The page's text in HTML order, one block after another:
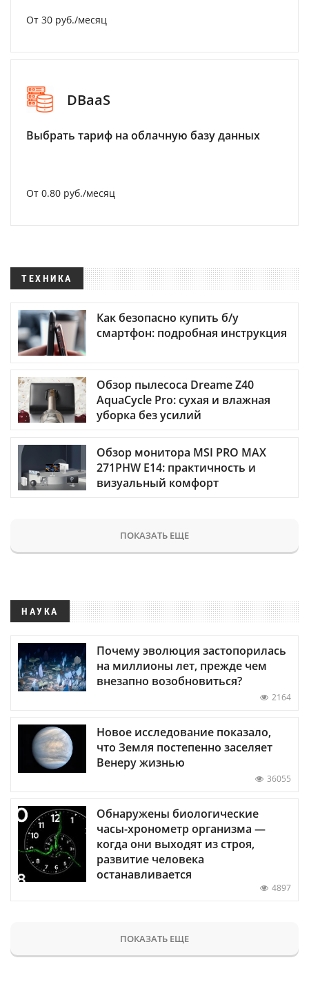
От 30 руб./месяц
DBaaS
Выбрать тариф на облачную базу данных
От 0.80 руб./месяц
ТЕХНИКА
Как безопасно купить б/у
смартфон: подробная инструкция
Обзор пылесоса Dreame Z40
AquaCycle Pro: сухая и влажная
уборка без усилий
Обзор монитора MSI PRO MAX
271PHW E14: практичность и
визуальный комфорт
ПОКАЗАТЬ ЕЩЕ
НАУКА
Почему эволюция застопорилась
на миллионы лет, прежде чем
внезапно возобновиться?
2164
Новое исследование показало,
что Земля постепенно заселяет
Венеру жизнью
36055
Обнаружены биологические
часы-хронометр организма —
когда они выходят из строя,
развитие человека
останавливается
4897
ПОКАЗАТЬ ЕЩЕ